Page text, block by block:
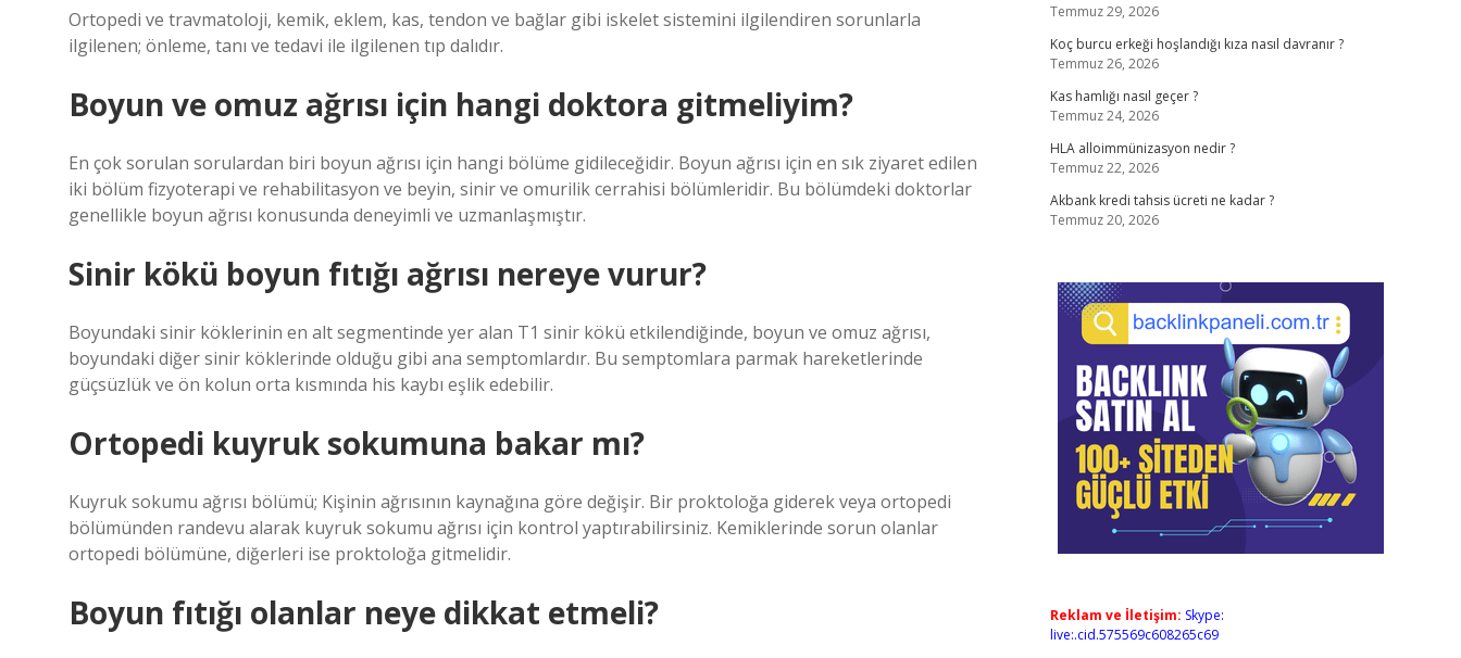
Ortopedi ve travmatoloji, kemik, eklem, kas, tendon ve bağlar gibi iskelet sistemini ilgilendiren sorunlarla
ilgilenen; önleme, tanı ve tedavi ile ilgilenen tıp dalıdır.
Boyun ve omuz ağrısı için hangi doktora gitmeliyim?
En çok sorulan sorulardan biri boyun ağrısı için hangi bölüme gidileceğidir. Boyun ağrısı için en sık ziyaret edilen
iki bölüm fizyoterapi ve rehabilitasyon ve beyin, sinir ve omurilik cerrahisi bölümleridir. Bu bölümdeki doktorlar
genellikle boyun ağrısı konusunda deneyimli ve uzmanlaşmıştır.
Sinir kökü boyun fıtığı ağrısı nereye vurur?
Boyundaki sinir köklerinin en alt segmentinde yer alan T1 sinir kökü etkilendiğinde, boyun ve omuz ağrısı,
boyundaki diğer sinir köklerinde olduğu gibi ana semptomlardır. Bu semptomlara parmak hareketlerinde
güçsüzlük ve ön kolun orta kısmında his kaybı eşlik edebilir.
Ortopedi kuyruk sokumuna bakar mı?
Kuyruk sokumu ağrısı bölümü; Kişinin ağrısının kaynağına göre değişir. Bir proktoloğa giderek veya ortopedi
bölümünden randevu alarak kuyruk sokumu ağrısı için kontrol yaptırabilirsiniz. Kemiklerinde sorun olanlar
ortopedi bölümüne, diğerleri ise proktoloğa gitmelidir.
Boyun fıtığı olanlar neye dikkat etmeli?
Temmuz 29, 2026
Koç burcu erkeği hoşlandığı kıza nasıl davranır ?
Temmuz 26, 2026
Kas hamlığı nasıl geçer ?
Temmuz 24, 2026
HLA alloimmünizasyon nedir ?
Temmuz 22, 2026
Akbank kredi tahsis ücreti ne kadar ?
Temmuz 20, 2026
Reklam ve İletişim: Skype:
live:.cid.575569c608265c69